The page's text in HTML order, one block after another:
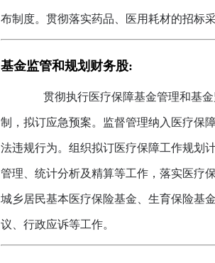
布制度。贯彻落实药品、医用耗材的招标
基金监管和规划财务股:
贯彻执行医疗保障基金管理和基金
制，拟订应急预案。监督管理纳入医疗保
法违规行为。组织拟订医疗保障工作规划
管理、统计分析及精算等工作，落实医疗
城乡居民基本医疗保险基金、生育保险基
议、行政应诉等工作。